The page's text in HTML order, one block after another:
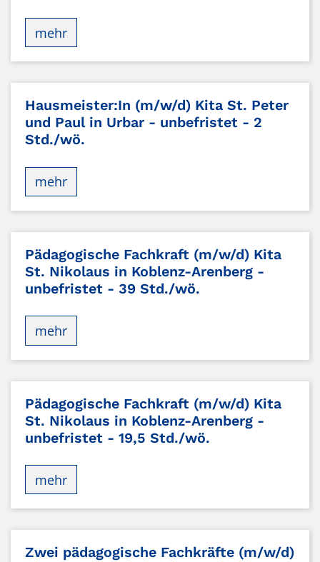
mehr
Hausmeister:In (m/w/d) Kita St. Peter
und Paul in Urbar - unbefristet - 2
Std./wö.
mehr
Pädagogische Fachkraft (m/w/d) Kita
St. Nikolaus in Koblenz-Arenberg -
unbefristet - 39 Std./wö.
mehr
Pädagogische Fachkraft (m/w/d) Kita
St. Nikolaus in Koblenz-Arenberg -
unbefristet - 19,5 Std./wö.
mehr
Zwei pädagogische Fachkräfte (m/w/d)